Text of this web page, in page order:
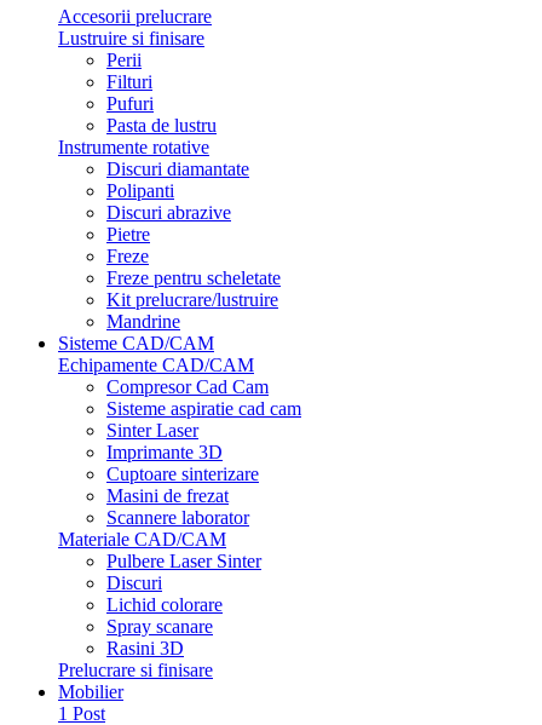
Accesorii prelucrare
Lustruire si finisare
Perii
Filturi
Pufuri
Pasta de lustru
Instrumente rotative
Discuri diamantate
Polipanti
Discuri abrazive
Pietre
Freze
Freze pentru scheletate
Kit prelucrare/lustruire
Mandrine
Sisteme CAD/CAM
Echipamente CAD/CAM
Compresor Cad Cam
Sisteme aspiratie cad cam
Sinter Laser
Imprimante 3D
Cuptoare sinterizare
Masini de frezat
Scannere laborator
Materiale CAD/CAM
Pulbere Laser Sinter
Discuri
Lichid colorare
Spray scanare
Rasini 3D
Prelucrare si finisare
Mobilier
1 Post